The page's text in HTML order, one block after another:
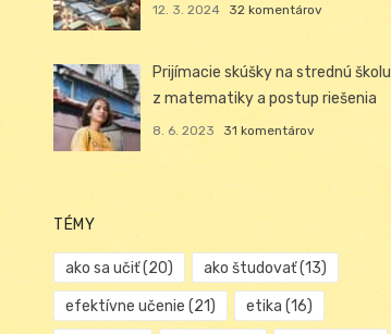
12. 3. 2024 32 komentárov
Prijímacie skúšky na strednú školu
z matematiky a postup riešenia
8. 6. 2023 31 komentárov
TÉMY
ako sa učiť(20) ako študovať(13)
efektívne učenie (21) etika (16)